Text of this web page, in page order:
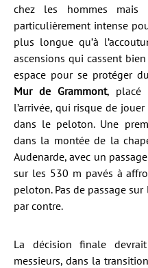
chez les hommes mais
particulièrement intense
plus longue qu’à
ascensions qui cassent
espace pour se protéger
Mur de Grammont, placé
l’arrivée, qui risque de
dans le peloton. Une
dans la montée de la
Audenarde, avec un
sur les 530 m pavés à
peloton. Pas de passage
par contre.
La décision finale
messieurs, dans la